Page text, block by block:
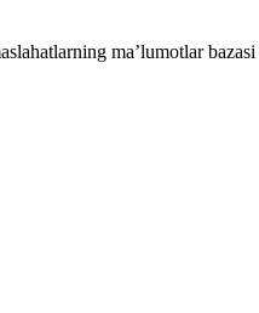
ma’lumotlar bazasi